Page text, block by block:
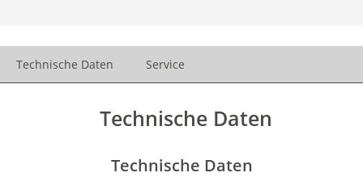
Technische Daten Service
Technische Daten
Technische Daten